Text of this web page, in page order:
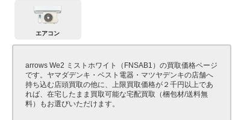
エアコン
arrows We2 ミストホワイト（FNSAB1）の買取価格ページ
です。ヤマダデンキ・ベスト電器・マツヤデンキの店舗へ
持ち込む店頭買取の他に、上限買取価格が２千円以上であ
れば、在宅したまま買取可能な宅配買取（梱包材/送料無
料）もお選びいただけます。